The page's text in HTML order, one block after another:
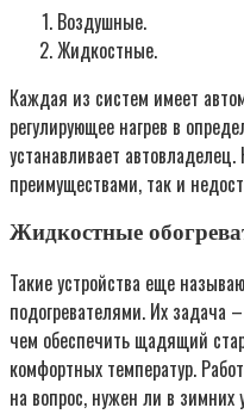
Воздушные.
Жидкостные.
Каждая из систем имеет
регулирующее нагрев в
устанавливает
преимуществами, так и
Жидкостные
Такие устройства еще
подогревателями. Их задача
чем обеспечить щадящий
комфортных температур.
на вопрос, нужен ли в зимних